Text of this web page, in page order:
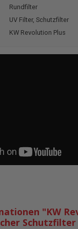
Rundfilter
UV Filter, Schutzfilter
KW Revolution Plus
"KW
Schutzfilter